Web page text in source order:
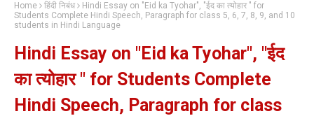
Home हिंदी निबंध
Hindi Essay on "Eid ka Tyohar", "ईद का त्योहार " for
Students Complete Hindi Speech, Paragraph for class 5, 6, 7, 8, 9, and 10
students in Hindi Language
Hindi Essay on "Eid ka Tyohar", "ईद
का त्योहार " for Students Complete
Hindi Speech, Paragraph for class